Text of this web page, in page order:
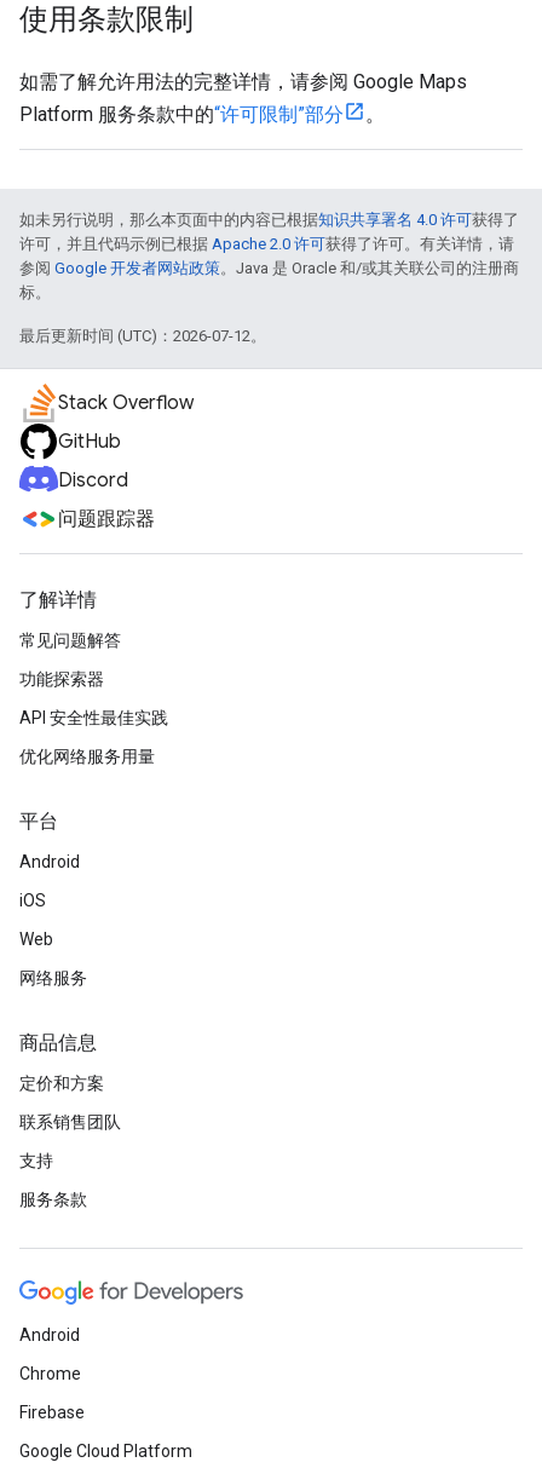
使用条款限制
如需了解允许用法的完整详情，请参阅 Google Maps
Platform 服务条款中的“许可限制”部分 。
如未另行说明，那么本页面中的内容已根据知识共享署名 4.0 许可获得了
许可，并且代码示例已根据 Apache 2.0 许可获得了许可。有关详情，请
参阅 Google 开发者网站政策。Java 是 Oracle 和/或其关联公司的注册商
标。
最后更新时间 (UTC)：2026-07-12。
Stack Overflow
GitHub
Discord
问题跟踪器
了解详情
常见问题解答
功能探索器
API 安全性最佳实践
优化网络服务用量
平台
Android
iOS
Web
网络服务
商品信息
定价和方案
联系销售团队
支持
服务条款
Android
Chrome
Firebase
Google Cloud Platform